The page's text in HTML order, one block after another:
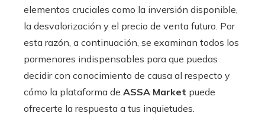
elementos cruciales como la inversión disponible,
la desvalorización y el precio de venta futuro. Por
esta razón, a continuación, se examinan todos los
pormenores indispensables para que puedas
decidir con conocimiento de causa al respecto y
cómo la plataforma de ASSA Market puede
ofrecerte la respuesta a tus inquietudes.